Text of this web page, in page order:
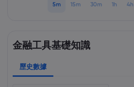
5m 15m 30m 1h 4h
金融工具基礎知識
歷史數據